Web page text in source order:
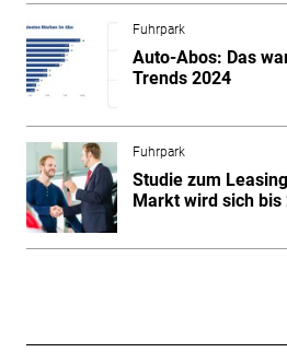
Fuhrpark
Auto-Abos: Das
Trends 2024
Fuhrpark
Studie zum
Markt wird sich bis